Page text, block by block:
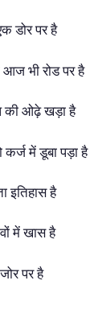
डोर पर है
आज भी रोड पर है
की ओढ़े खड़ा है
कर्ज में डूबा पड़ा है
इतिहास है
में खास है
पर है